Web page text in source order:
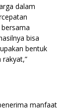
dalam
bisa
bentuk
manfaat